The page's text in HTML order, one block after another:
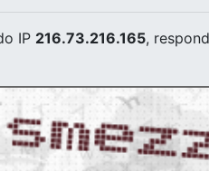
IP 216.73.216.165,